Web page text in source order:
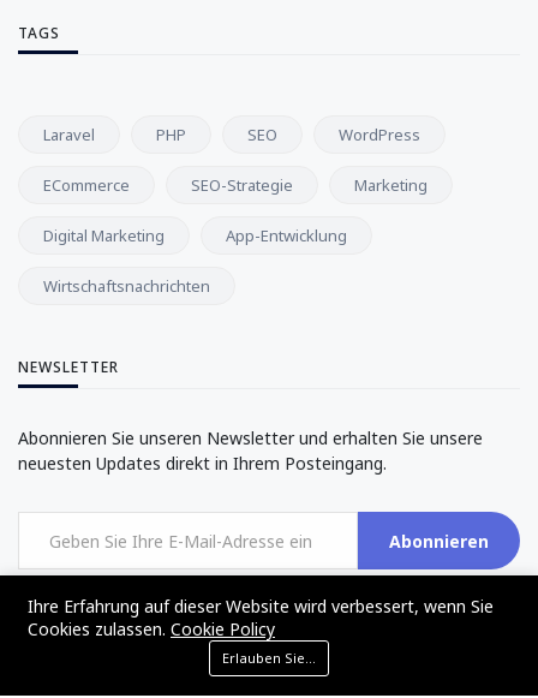
TAGS
Laravel PHP SEO WordPress
ECommerce SEO-Strategie Marketing
Digital Marketing App-Entwicklung
Wirtschaftsnachrichten
NEWSLETTER
Abonnieren Sie unseren Newsletter und erhalten Sie unsere
neuesten Updates direkt in Ihrem Posteingang.
Abonnieren
Ihre Erfahrung auf dieser Website wird verbessert, wenn Sie
Cookies zulassen. Cookie Policy
Erlauben Sie Cookies